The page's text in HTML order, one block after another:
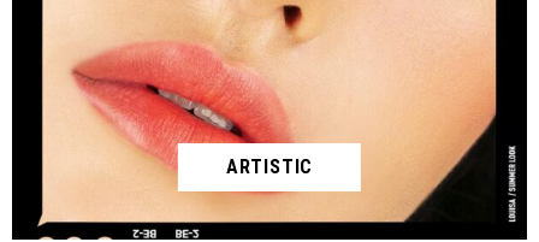
ARTISTIC